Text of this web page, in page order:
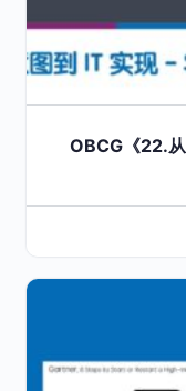
OBCG《22.
This